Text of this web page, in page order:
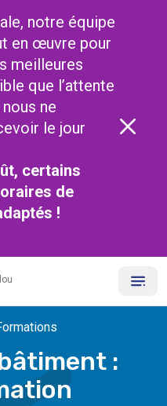
notre équipe
en œuvre pour
meilleures
que l’attente
ne
le jour
certains
de
!
: